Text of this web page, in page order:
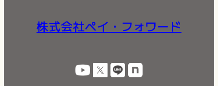
株式会社ペイ・フォワード